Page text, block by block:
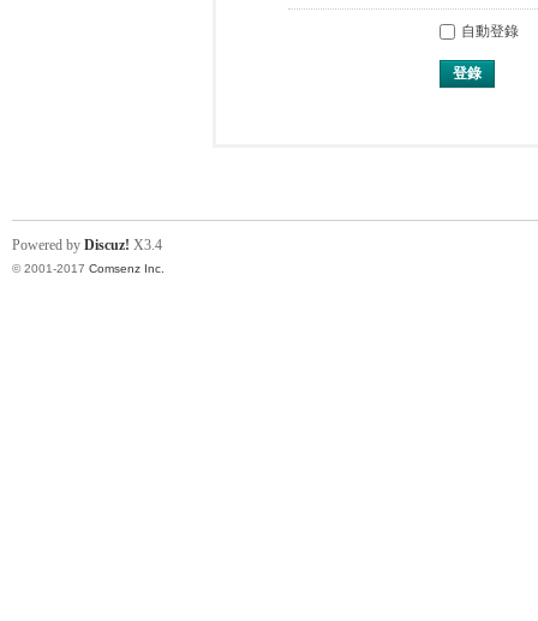
自動登錄
登錄
Powered by Discuz! X3.4
© 2001-2017 Comsenz Inc.